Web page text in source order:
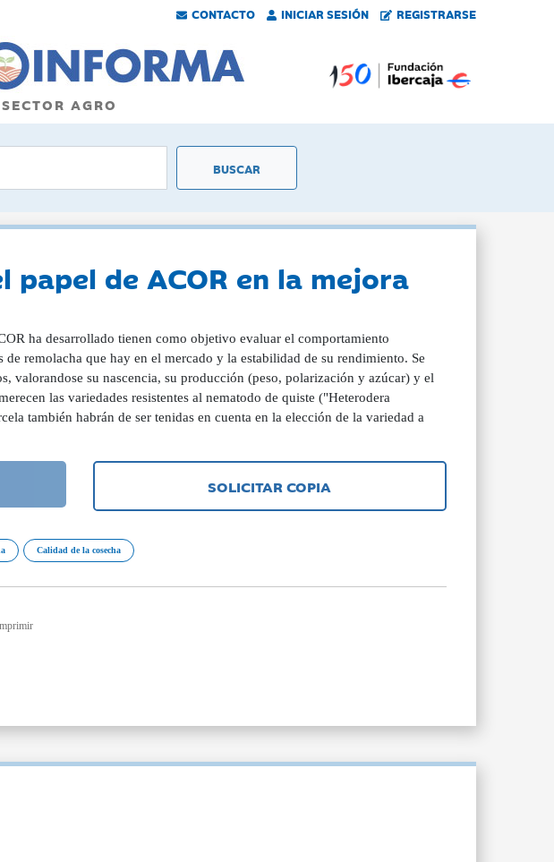
CONTACTO INICIAR SESIÓN REGISTRARSE
AGRO
papel de ACOR en la mejora
ha desarrollado tienen como objetivo evaluar el comportamiento
remolacha que hay en el mercado y la estabilidad de su rendimiento. Se
valorandose su nascencia, su producción (peso, polarización y azúcar) y el
las variedades resistentes al nematodo de quiste ("Heterodera
también habrán de ser tenidas en cuenta en la elección de la variedad a
SOLICITAR COPIA
Calidad de la cosecha